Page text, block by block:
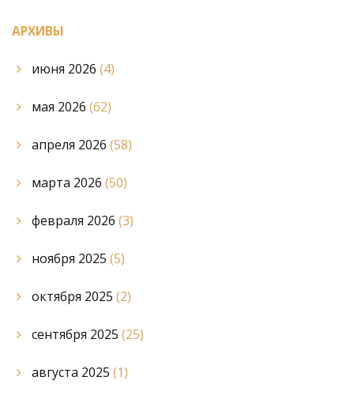
АРХИВЫ
июня 2026 (4)
мая 2026 (62)
апреля 2026 (58)
марта 2026 (50)
февраля 2026 (3)
ноября 2025 (5)
октября 2025 (2)
сентября 2025 (25)
августа 2025 (1)